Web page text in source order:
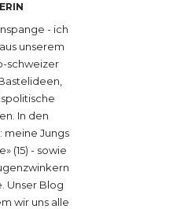
- ich
unserem
schweizer
In den
meine Jungs
(15) - sowie
Unser Blog
wir uns alle